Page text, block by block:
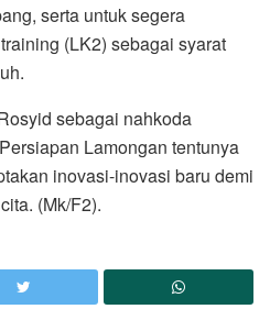
serta untuk segera
(LK2) sebagai syarat
sebagai nahkoda
Lamongan tentunya
inovasi-inovasi baru demi
(Mk/F2).